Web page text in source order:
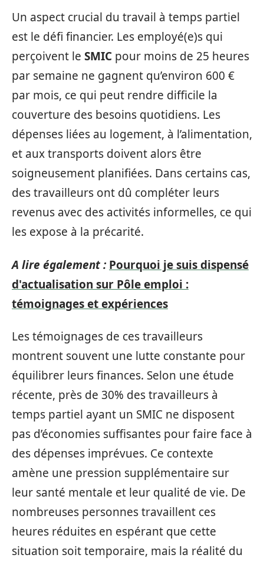
Un aspect crucial du travail à temps partiel
est le défi financier. Les employé(e)s qui
perçoivent le SMIC pour moins de 25 heures
par semaine ne gagnent qu’environ 600 €
par mois, ce qui peut rendre difficile la
couverture des besoins quotidiens. Les
dépenses liées au logement, à l’alimentation,
et aux transports doivent alors être
soigneusement planifiées. Dans certains cas,
des travailleurs ont dû compléter leurs
revenus avec des activités informelles, ce qui
les expose à la précarité.
A lire également : Pourquoi je suis dispensé
d'actualisation sur Pôle emploi :
témoignages et expériences
Les témoignages de ces travailleurs
montrent souvent une lutte constante pour
équilibrer leurs finances. Selon une étude
récente, près de 30% des travailleurs à
temps partiel ayant un SMIC ne disposent
pas d’économies suffisantes pour faire face à
des dépenses imprévues. Ce contexte
amène une pression supplémentaire sur
leur santé mentale et leur qualité de vie. De
nombreuses personnes travaillent ces
heures réduites en espérant que cette
situation soit temporaire, mais la réalité du